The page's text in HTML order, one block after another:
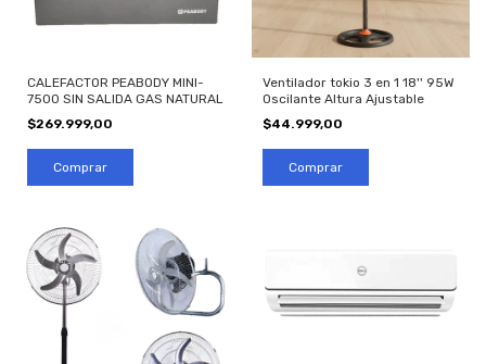
CALEFACTOR PEABODY MINI-
7500 SIN SALIDA GAS NATURAL
$269.999,00
Ventilador tokio 3 en 1 18'' 95W
Oscilante Altura Ajustable
$44.999,00